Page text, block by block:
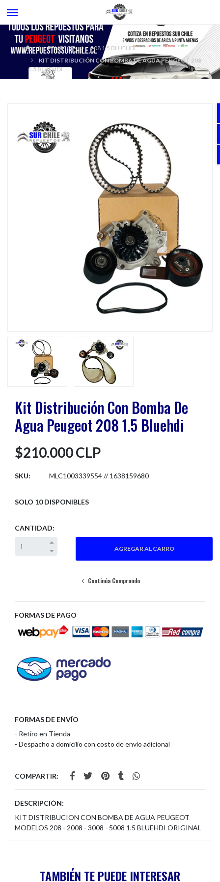
PEUGEOT
208 1.5 BLUEHDI
KIT DISTRIBUCIÓN CON BOMBA DE AGUA PEUGEOT 208
1.5 BLUEHDI
Kit Distribución Con Bomba De
Agua Peugeot 208 1.5 Bluehdi
$210.000 CLP
SKU: MLC1003339554 // 1638159680
SOLO 10 DISPONIBLES
CANTIDAD:
Continúa Comprando
FORMAS DE PAGO
FORMAS DE ENVÍO
- Retiro en Tienda
- Despacho a domicilio con costo de envío adicional
COMPARTIR:
DESCRIPCIÓN:
KIT DISTRIBUCION CON BOMBA DE AGUA PEUGEOT
MODELOS 208 - 2008 - 3008 - 5008 1.5 BLUEHDI ORIGINAL
TAMBIÉN TE PUEDE INTERESAR